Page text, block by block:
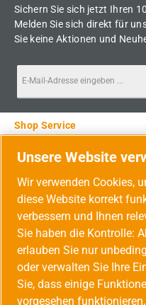
Sichern Sie sich jetzt Ihren
Melden Sie sich direkt für
Sie keine Aktionen und
Service-Hotline
Shop Service
Rechtliche Hinweise
Unsere Vorteile
Versandarten
Zahlungsarten
Adresse
Unsere Website
Wir verwenden Cookies,
diese Website korrekt
verbessern und Ihnen
Sie haben die Kontrolle:
erlauben Sie nur
oder verwalten Sie Ihre
Sie, dass einige
vorgesehen